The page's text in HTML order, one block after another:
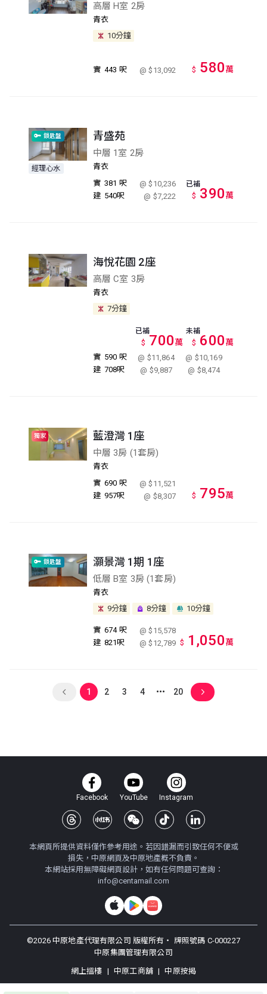
高層 H室 2房
青衣
10分鐘
實 443 呎 @ $13,092 $ 580萬
鎖匙盤
經理心水
青盛苑
中層 1室 2房
青衣
實 381 呎
@ $10,236
建 540呎 @ $7,222
已補
$ 390萬
海悅花園 2座
高層 C室 3房
青衣
7分鐘
實 590 呎 @ $11,864
@ $10,169
建 708呎 @ $9,887 @ $8,474
已補
$ 700萬
未補
$ 600萬
獨家 藍澄灣 1座
中層 3房 (1套房)
青衣
實 690 呎
@ $11,521
建 957呎 @ $8,307 $ 795萬
鎖匙盤 灝景灣 1期 1座
低層 B室 3房 (1套房)
青衣
9分鐘
8分鐘 10分鐘
實 674 呎
@ $15,578
建 821呎 @ $12,789 $ 1,050萬
1 2 3 4 20
Facebook YouTube Instagram
本網頁所提供資料僅作參考用途。若因錯漏而引致任何不便或
損失，中原網頁及中原地產概不負責。
本網站採用無障礙網頁設計，如有任何問題可查詢：
info@centamail.com
©2026中原地產代理有限公司 版權所有・ 牌照號碼 C-000227
中原集團管理有限公司
網上搵樓 | 中原工商舖 | 中原按揭